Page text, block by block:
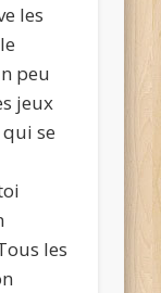
les
peu
jeux
se
les